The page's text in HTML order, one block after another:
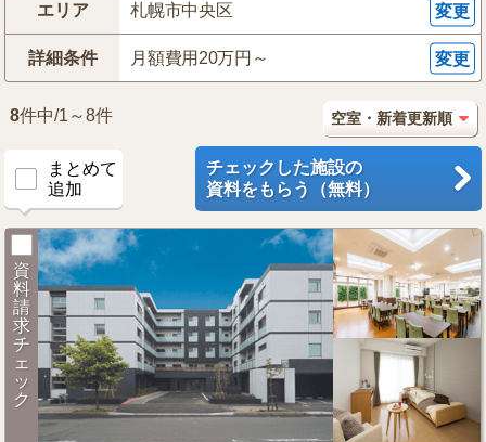
エリア 札幌市中央区 変更
詳細条件 月額費用20万円～ 変更
8件中/1～8件
まとめて
追加
チェックした施設の
資料をもらう（無料）
資
料
請
求
チ
ェ
ッ
ク